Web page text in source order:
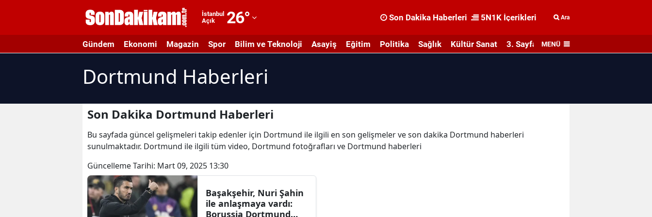
İstanbul
Açık
26°
Adıyaman
Afyonkarahisar
Amasya
Antalya
Artvin
Aydın
Balıkesir
Son Dakika Haberleri 5N1K İçerikleri Ara
Gündem Ekonomi Magazin Spor Bilim ve Teknoloji Asayiş Eğitim Politika Sağlık Kültür Sanat 3. Sayfa MENÜ
Dortmund Haberleri
Son Dakika Dortmund Haberleri
Bu sayfada güncel gelişmeleri takip edenler için Dortmund ile ilgili en son gelişmeler ve son dakika Dortmund haberleri
sunulmaktadır. Dortmund ile ilgili tüm video, Dortmund fotoğrafları ve Dortmund haberleri
Güncelleme Tarihi: Mart 09, 2025 13:30
Başakşehir, Nuri Şahin
ile anlaşmaya vardı:
Borussia Dortmund